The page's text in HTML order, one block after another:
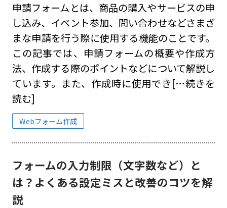
申請フォームとは、商品の購入やサービスの申
し込み、イベント参加、問い合わせなどさまざ
まな申請を行う際に使用する機能のことです。
この記事では、申請フォームの概要や作成方
法、作成する際のポイントなどについて解説し
ています。また、作成時に使用でき[…続きを
読む]
Webフォーム作成
フォームの入力制限（文字数など）と
は？よくある設定ミスと改善のコツを解
説